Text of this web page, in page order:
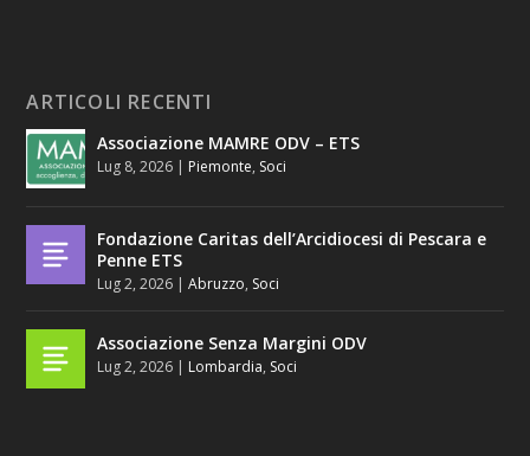
ARTICOLI RECENTI
Associazione MAMRE ODV – ETS
Lug 8, 2026 | Piemonte, Soci
Fondazione Caritas dell’Arcidiocesi di Pescara e
Penne ETS
Lug 2, 2026 |Abruzzo, Soci
Associazione Senza Margini ODV
Lug 2, 2026 | Lombardia, Soci